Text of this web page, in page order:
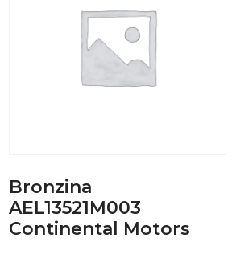
Bronzina
AEL13521M003
Continental Motors